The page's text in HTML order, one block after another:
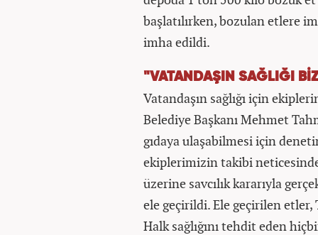
başlatılırken, bozulan etlere
imha edildi.
"VATANDAŞIN SAĞLIĞI
Vatandaşın sağlığı için
Belediye Başkanı Mehmet
gıdaya ulaşabilmesi için
ekiplerimizin takibi
üzerine savcılık kararıyla
ele geçirildi. Ele geçirilen
Halk sağlığını tehdit eden